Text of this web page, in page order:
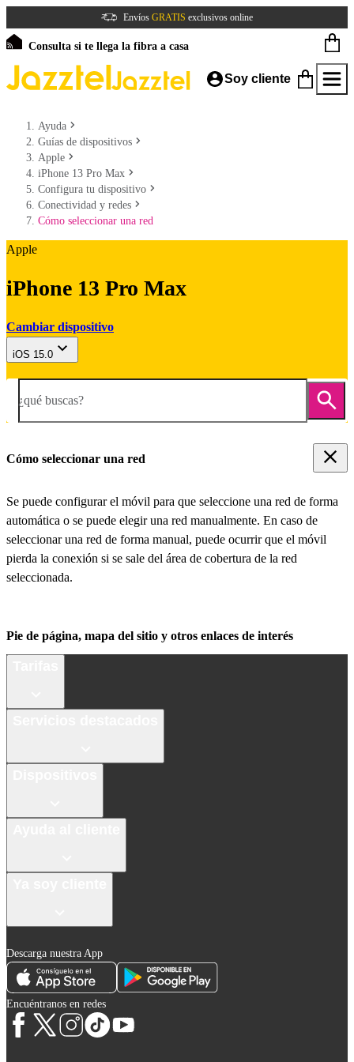
Envíos GRATIS exclusivos online
Consulta si te llega la fibra a casa
Soy cliente
Ayuda
Guías de dispositivos
Apple
iPhone 13 Pro Max
Configura tu dispositivo
Conectividad y redes
Cómo seleccionar una red
Apple
iPhone 13 Pro Max
Cambiar dispositivo
iOS 15.0
¿qué buscas?
Cómo seleccionar una red
Se puede configurar el móvil para que seleccione una red de forma
automática o se puede elegir una red manualmente. En caso de
seleccionar una red de forma manual, puede ocurrir que el móvil
pierda la conexión si se sale del área de cobertura de la red
seleccionada.
Pie de página, mapa del sitio y otros enlaces de interés
Descarga nuestra App
Encuéntranos en redes